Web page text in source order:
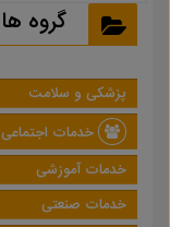
گروه ها
پزشکی و سلامت
خدمات اجتماعی
خدمات آموزشی
خدمات صنعتی